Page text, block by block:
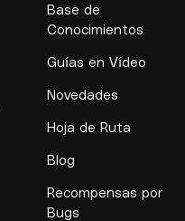
Base de
Conocimientos
Guías en Vídeo
Novedades
Hoja de Ruta
Blog
Recompensas por
Bugs